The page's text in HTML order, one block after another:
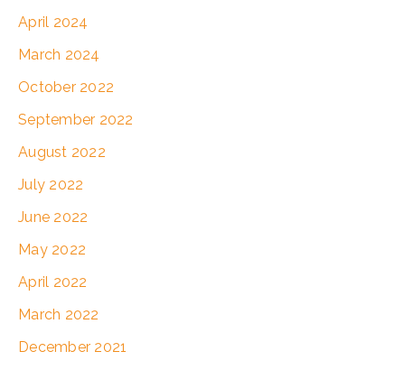
April 2024
March 2024
October 2022
September 2022
August 2022
July 2022
June 2022
May 2022
April 2022
March 2022
December 2021